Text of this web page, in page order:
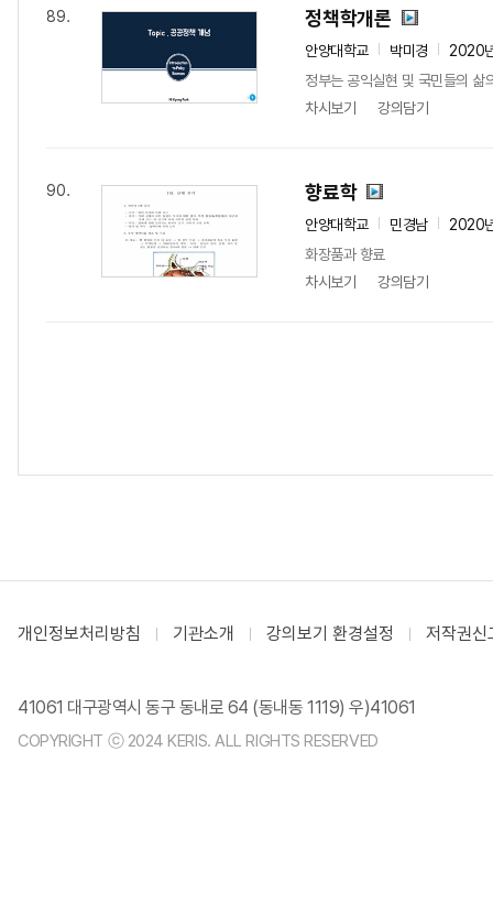
89. 정책학개론
안양대학교 박미경
2020
정부는 공익실현 및 국민들의 삶
차시보기
강의담기
90. 향료학
안양대학교 민경남
2020
화장품과 향료
차시보기
강의담기
개인정보처리방침 기관소개 강의보기 환경설정 저작권신
41061 대구광역시 동구 동내로 64 (동내동 1119) 우)41061
COPYRIGHT ⓒ 2024 KERIS. ALL RIGHTS RESERVED